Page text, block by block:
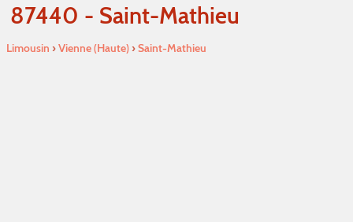
87440 - Saint-Mathieu
Limousin ›Vienne (Haute)›Saint-Mathieu